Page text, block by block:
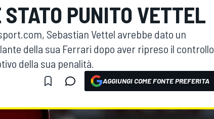
PUNITO VETTEL
Sebastian Vettel avrebbe dato un
della sua Ferrari dopo aver ripreso il controllo
della sua penalità.
AGGIUNGI COME FONTE PREFERITA